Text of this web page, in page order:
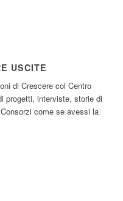
USCITE
di Crescere col Centro
progetti, interviste, storie di
come se avessi la